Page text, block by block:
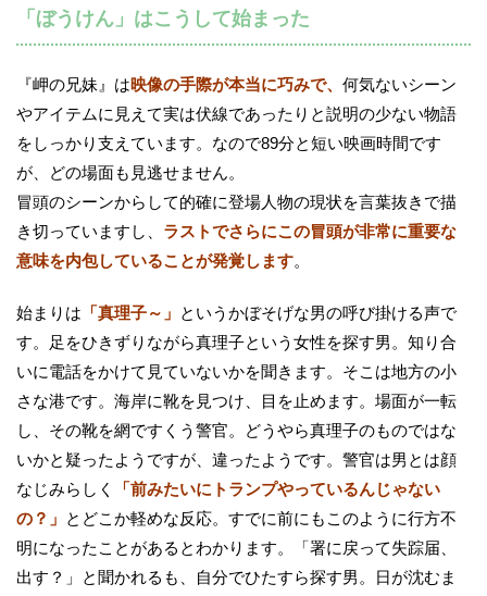
「ぼうけん」はこうして始まった
『岬の兄妹』は映像の手際が本当に巧みで、 何気ないシーン
やアイテムに見えて実は伏線であったりと説明の少ない物語
をしっかり支えています。なので89分と短い映画時間です
が、どの場面も見逃せません。
冒頭のシーンからして的確に登場人物の現状を言葉抜きで描
き切っていますし、 ラストでさらにこの冒頭が非常に重要な
意味を内包していることが発覚します。
始まりは 「真理子～」 というかぼそげな男の呼び掛ける声で
す。足をひきずりながら真理子という女性を探す男。知り合
いに電話をかけて見ていないかを聞きます。そこは地方の小
さな港です。海岸に靴を見つけ、目を止めます。場面が一転
し、その靴を網ですくう警官。どうやら真理子のものではな
いかと疑ったようですが、違ったようです。警官は男とは顔
なじみらしく
「前みたいにトランプやっているんじゃない
の？」 とどこか軽めな反応。すでに前にもこのように行方不
明になったことがあるとわかります。「署に戻って失踪届、
出す？」と聞かれるも、自分でひたすら探す男。日が沈むま